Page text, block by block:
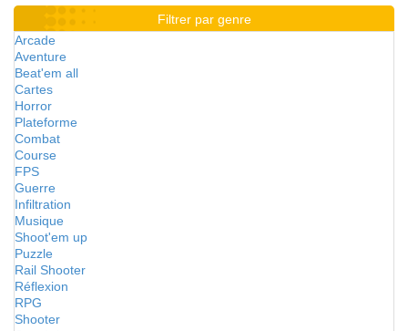
Filtrer par genre
Arcade
Aventure
Beat'em all
Cartes
Horror
Plateforme
Combat
Course
FPS
Guerre
Infiltration
Musique
Shoot'em up
Puzzle
Rail Shooter
Réflexion
RPG
Shooter